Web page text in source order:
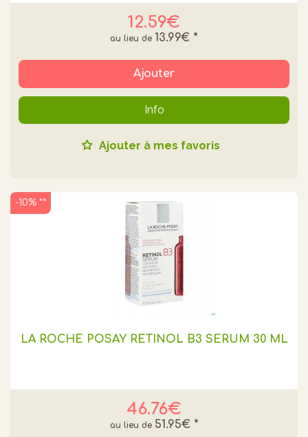
12.59€
13.99€ *
Ajouter
Info
Ajouter à mes favoris
LA ROCHE POSAY RETINOL B3 SÉRUM 30 ML
46.76€
51.95€ *
-10% **